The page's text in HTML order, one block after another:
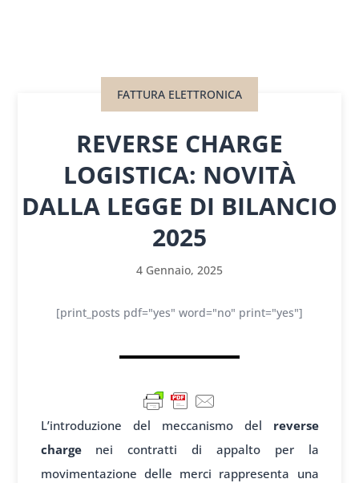
FATTURA ELETTRONICA
REVERSE CHARGE
LOGISTICA: NOVITÀ
DALLA LEGGE DI BILANCIO
2025
4 Gennaio, 2025
[print_posts pdf="yes" word="no" print="yes"]
L’introduzione del meccanismo del reverse
chargenei contratti di appalto per la
movimentazione delle merci rappresenta una